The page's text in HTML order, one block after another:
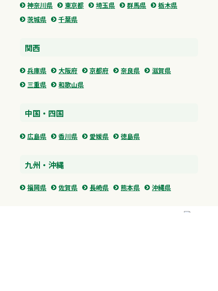
神奈川県 東京都 埼玉県 群馬県
栃木県
茨城県
千葉県
関西
兵庫県 大阪府 京都府 奈良県
滋賀県
三重県
和歌山県
中国・四国
広島県 香川県 愛媛県 徳島県
九州・沖縄
福岡県 佐賀県 長崎県 熊本県 沖縄県